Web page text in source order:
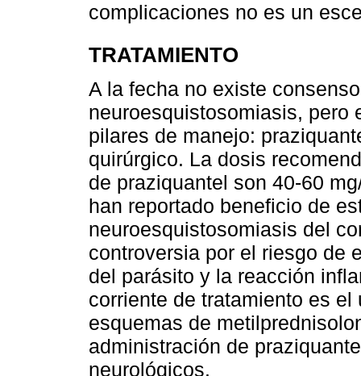
complicaciones no es un
TRATAMIENTO
A la fecha no existe
neuroesquistosomiasis, pero
pilares de manejo:
quirúrgico. La dosis
de praziquantel son 40-60
han reportado beneficio de
neuroesquistosomiasis del
controversia por el riesgo de
del parásito y la reacción
corriente de tratamiento es
esquemas de
administración de
neurológicos.